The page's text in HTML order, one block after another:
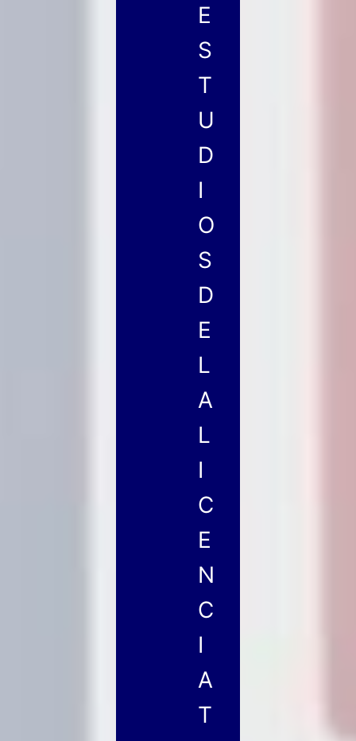
E
S
T
U
D
I
O
S
D
E
L
A
L
I
C
E
N
C
I
A
T